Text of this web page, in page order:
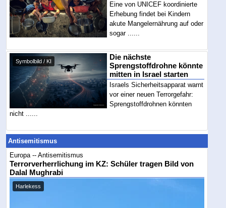
Eine von UNICEF koordinierte
Erhebung findet bei Kindern
akute Mangelernährung auf oder
sogar ......
Symbolbild / KI
Die nächste
Sprengstoffdrohne könnte
mitten in Israel starten
Israels Sicherheitsapparat warnt
vor einer neuen Terrorgefahr:
Sprengstoffdrohnen könnten
nicht ......
Antisemitismus
Europa -- Antisemitismus
Terrorverherrlichung im KZ: Schüler tragen Bild von
Dalal Mughrabi
Harlekess